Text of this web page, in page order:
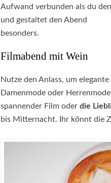
Aufwand verbunden als du
und gestaltet den Abend
besonders.
Filmabend mit Wein
Nutze den Anlass, um elegante
Damenmode oder
spannender Film oder die
bis Mitternacht. Ihr könnt die